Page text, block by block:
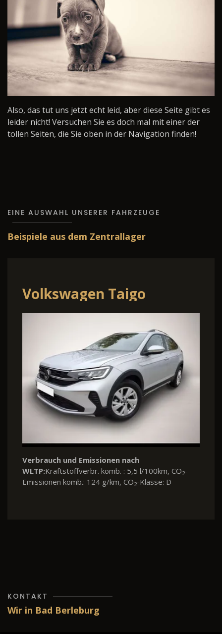
Also, das tut uns jetzt echt leid, aber diese Seite gibt es
leider nicht! Versuchen Sie es doch mal mit einer der
tollen Seiten, die Sie oben in der Navigation finden!
EINE AUSWAHL UNSERER FAHRZEUGE
Beispiele aus dem Zentrallager
Volkswagen Taigo
Verbrauch und Emissionen nach
WLTP:Kraftstoffverbr. komb. : 5,5 l/100km, CO2-
Emissionen komb.: 124 g/km, CO2-Klasse: D
KONTAKT
Wir in Bad Berleburg